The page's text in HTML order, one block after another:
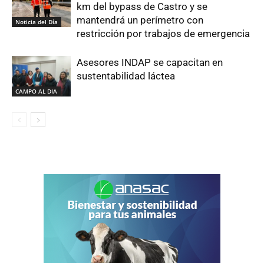
Noticia del Día
km del bypass de Castro y se
mantendrá un perímetro con
restricción por trabajos de emergencia
CAMPO AL DIA
Asesores INDAP se capacitan en
sustentabilidad láctea